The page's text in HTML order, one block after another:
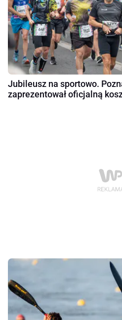
Jubileusz na sportowo.
zaprezentował oficjalną